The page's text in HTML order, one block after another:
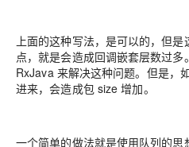
上面的这种写法，是可以的，但
点，就是会造成回调嵌套层数过
RxJava 来解决这种问题。但是，
进来，会造成包 size 增加。
一个简单的做法就是使用队列的